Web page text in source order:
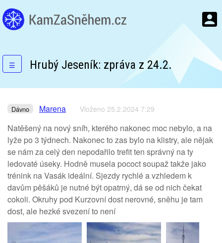
☰ Hrubý Jeseník: zpráva z 24.2.
Dávno Marena Vloženo 25.2.2024 7:29
Natěšený na nový sníh, kterého nakonec moc nebylo, a na
lyže po 3 týdnech. Nakonec to zas bylo na klistry, ale nějak
se nám za celý den nepodařilo trefit ten správný na ty
ledovaté úseky. Hodně musela pococt soupaž takže jako
trénink na Vasák ideální. Sjezdy rychlé a vzhledem k
davům pěšáků je nutné být opatrný, dá se od nich čekat
cokoli. Okruhy pod Kurzovní dost nerovné, sněhu je tam
dost, ale hezké svezení to není